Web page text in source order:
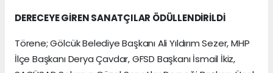
DERECEYE GİREN SANATÇILAR ÖDÜLLENDİRİLDİ
Törene; Gölcük Belediye Başkanı Ali Yıldırım Sezer, MHP
İlçe Başkanı Derya Çavdar, GFSD Başkanı İsmail İkiz,